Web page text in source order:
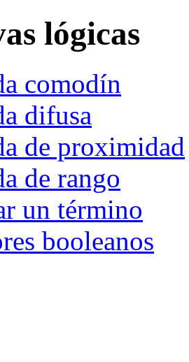
lógicas
comodín
difusa
de proximidad
de rango
un término
booleanos